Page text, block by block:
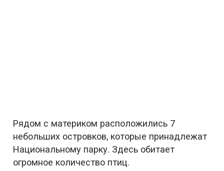
Рядом с материком расположились 7
небольших островков, которые принадлежат
Национальному парку. Здесь обитает
огромное количество птиц.